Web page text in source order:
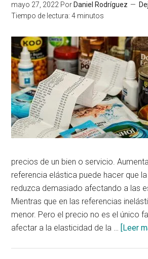
mayo 27, 2022 Por Daniel Rodríguez
Tiempo de lectura: 4 minutos
precios de un bien o servicio.
referencia elástica puede hacer que
reduzca demasiado afectando a las
Mientras que en las referencias
menor. Pero el precio no es el único
afectar a la elasticidad de la … [Leer